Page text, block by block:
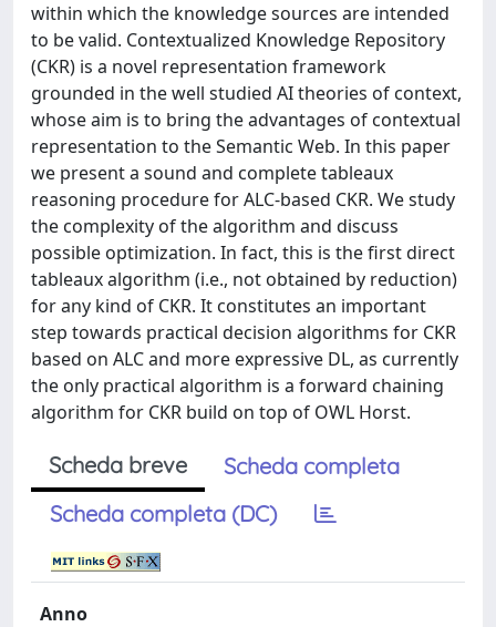
within which the knowledge sources are intended
to be valid. Contextualized Knowledge Repository
(CKR) is a novel representation framework
grounded in the well studied AI theories of context,
whose aim is to bring the advantages of contextual
representation to the Semantic Web. In this paper
we present a sound and complete tableaux
reasoning procedure for ALC-based CKR. We study
the complexity of the algorithm and discuss
possible optimization. In fact, this is the ﬁrst direct
tableaux algorithm (i.e., not obtained by reduction)
for any kind of CKR. It constitutes an important
step towards practical decision algorithms for CKR
based on ALC and more expressive DL, as currently
the only practical algorithm is a forward chaining
algorithm for CKR build on top of OWL Horst.
Scheda breve
Scheda completa
Scheda completa (DC)
Anno